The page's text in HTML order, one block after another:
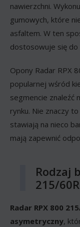
nawierzchni.
gumowych, które
asfaltem. W ten
dostosowuje się do
Opony Radar RPX
popularnej wśród
segmencie znaleźć
rynku. Nie znaczy
stawiają na nieco
mają zapewnić
Rodzaj
215/
Radar RPX 800
asymetryczny,